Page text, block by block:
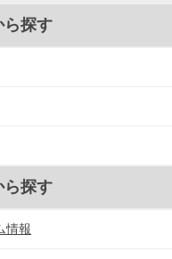
ら探す
ら探す
情報